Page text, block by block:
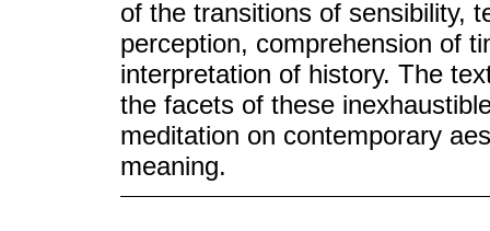
of the transitions of sensibility,
perception, comprehension of
interpretation of history. The
the facets of these
meditation on contemporary
meaning.